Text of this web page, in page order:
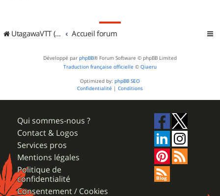
UtagawaVTT (Randos VTT et VTTAE avec traces GPS) Accueil forum
Développé par phpBB® Forum Software © phpBB Limited
Traduction française officielle © Qiaeru
Optimized by: phpBB SEO
Confidentialité | Conditions
Qui sommes-nous ?
Contact & Logos
Services pros
Mentions légales
Politique de
confidentialité
Consentement / Cookies